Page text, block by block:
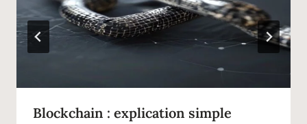
Blockchain : explication simple